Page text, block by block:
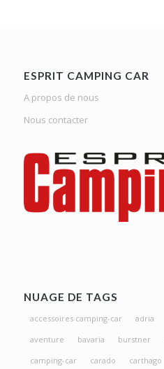
ESPRIT CAMPING CAR
A propos de nous
Nous contacter
NUAGE DE TAGS
accessoires camping-car adria
aventure
bavaria burstner
camping-car
carado carthago